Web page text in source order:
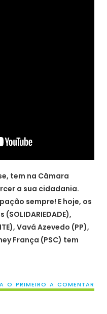
tem na Câmara
a sua cidadania.
sempre! E hoje, os
Vavá Azevedo (PP),
França (PSC) tem
O PRIMEIRO A COMENTAR